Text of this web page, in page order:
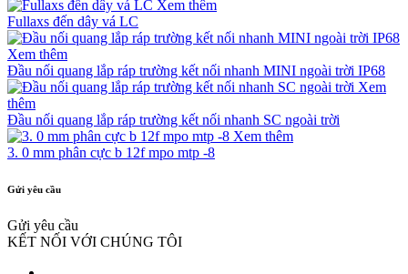
Xem thêm
Fullaxs đến dây vá LC
Xem thêm
Đầu nối quang lắp ráp trường kết nối nhanh MINI ngoài trời IP68
Xem
thêm
Đầu nối quang lắp ráp trường kết nối nhanh SC ngoài trời
Xem thêm
3. 0 mm phân cực b 12f mpo mtp -8
Gửi yêu cầu
Gửi yêu cầu
KẾT NỐI VỚI CHÚNG TÔI